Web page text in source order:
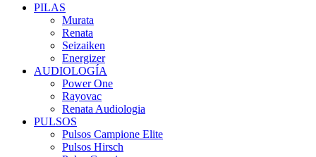
PILAS
Murata
Renata
Seizaiken
Energizer
AUDIOLOGÍA
Power One
Rayovac
Renata Audiologia
PULSOS
Pulsos Campione Elite
Pulsos Hirsch